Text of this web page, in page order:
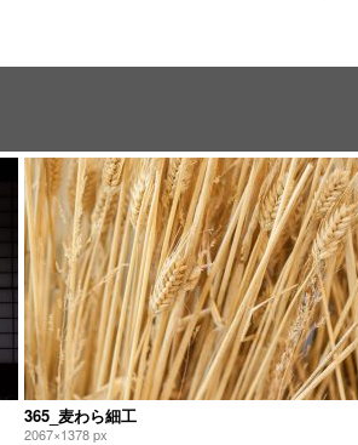
365_麦わら細工
2067×1378 px